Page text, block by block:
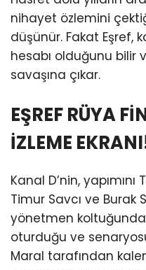
nihayet özlemini
düşünür. Fakat Eşref,
hesabı olduğunu bilir
savaşına çıkar.
EŞREF RÜYA
İZLEME
Kanal D’nin, yapımını
Timur Savcı ve Burak
yönetmen koltuğunda
oturduğu ve
Maral tarafından